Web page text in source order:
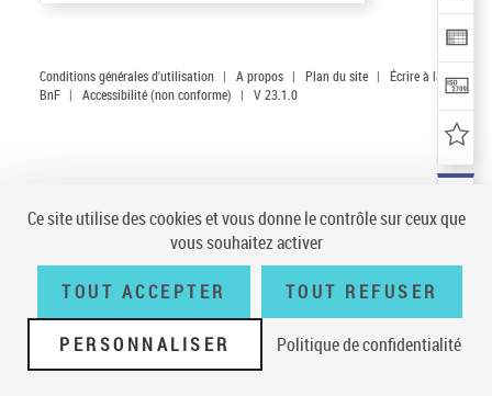
Conditions générales d'utilisation | A propos | Plan du site |
Écrire à la
BnF | Accessibilité (non conforme) | V 23.1.0
Ce site utilise des cookies et vous donne le contrôle sur ceux que
vous souhaitez activer
TOUT ACCEPTER TOUT REFUSER
PERSONNALISER Politique de confidentialité